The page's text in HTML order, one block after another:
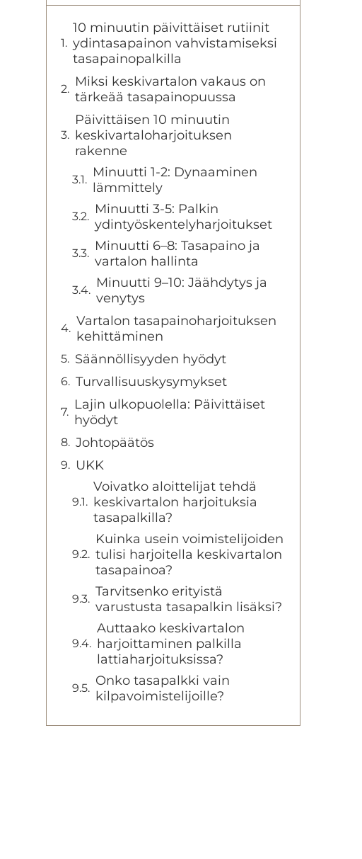
10 minuutin päivittäiset rutiinit
ydintasapainon vahvistamiseksi
tasapainopalkilla
Miksi keskivartalon vakaus on
tärkeää tasapainopuussa
Päivittäisen 10 minuutin
keskivartaloharjoituksen
rakenne
Minuutti 1-2: Dynaaminen
lämmittely
Minuutti 3-5: Palkin
ydintyöskentelyharjoitukset
Minuutti 6–8: Tasapaino ja
vartalon hallinta
Minuutti 9–10: Jäähdytys ja
venytys
Vartalon tasapainoharjoituksen
kehittäminen
Säännöllisyyden hyödyt
Turvallisuuskysymykset
Lajin ulkopuolella: Päivittäiset
hyödyt
Johtopäätös
UKK
Voivatko aloittelijat tehdä
keskivartalon harjoituksia
tasapalkilla?
Kuinka usein voimistelijoiden
tulisi harjoitella keskivartalon
tasapainoa?
Tarvitsenko erityistä
varustusta tasapalkin lisäksi?
Auttaako keskivartalon
harjoittaminen palkilla
lattiaharjoituksissa?
Onko tasapalkki vain
kilpavoimistelijoille?